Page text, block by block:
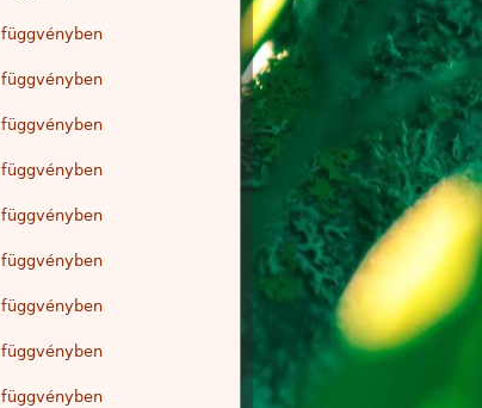
függvényben
függvényben
függvényben
függvényben
függvényben
függvényben
függvényben
függvényben
függvényben